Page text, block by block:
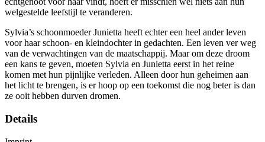
welgestelde leefstijl te veranderen.
Sylvia’s schoonmoeder Junietta heeft echter een heel ander leven
voor haar schoon- en kleindochter in gedachten. Een leven ver weg
van de verwachtingen van de maatschappij. Maar om deze droom
een kans te geven, moeten Sylvia en Junietta eerst in het reine
komen met hun pijnlijke verleden. Alleen door hun geheimen aan
het licht te brengen, is er hoop op een toekomst die nog beter is dan
ze ooit hebben durven dromen.
Details